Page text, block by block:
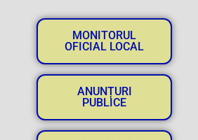
MONITORUL
OFICIAL LOCAL
ANUNȚURI
PUBLICE